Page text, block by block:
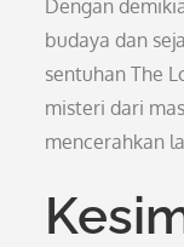
Dengan
budaya dan
sentuhan The
misteri dari
mencerahkan